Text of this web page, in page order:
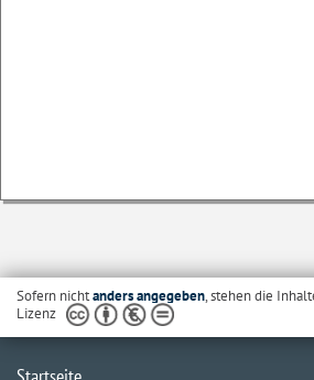
Sofern nichtanders angegeben, stehen die
Lizenz